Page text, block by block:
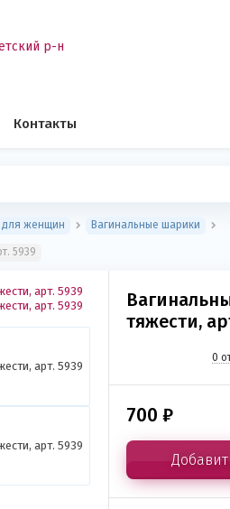
р-н
Контакты
для женщин Вагинальные шарики
5939
тяжести,
0
700 ₽